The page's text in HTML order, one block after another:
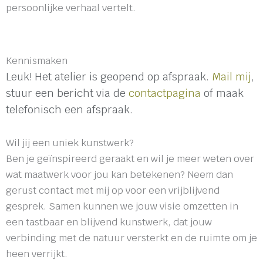
persoonlijke verhaal vertelt.
Kennismaken
Leuk! Het atelier is geopend op afspraak. Mail mij,
stuur een bericht via de contactpagina of maak
telefonisch een afspraak.
Wil jij een uniek kunstwerk?
Ben je geïnspireerd geraakt en wil je meer weten over
wat maatwerk voor jou kan betekenen? Neem dan
gerust contact met mij op voor een vrijblijvend
gesprek. Samen kunnen we jouw visie omzetten in
een tastbaar en blijvend kunstwerk, dat jouw
verbinding met de natuur versterkt en de ruimte om je
heen verrijkt.